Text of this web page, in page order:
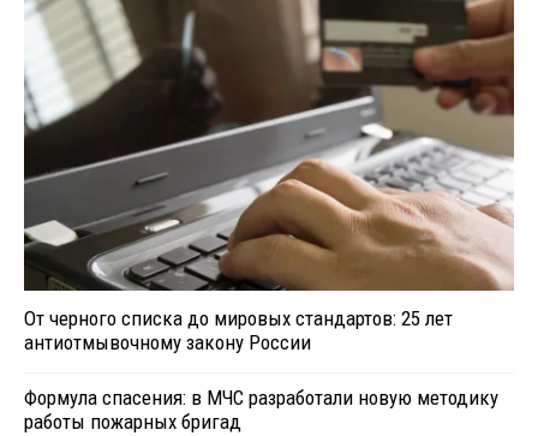
От черного списка до мировых стандартов: 25 лет
антиотмывочному закону России
Формула спасения: в МЧС разработали новую методику
работы пожарных бригад